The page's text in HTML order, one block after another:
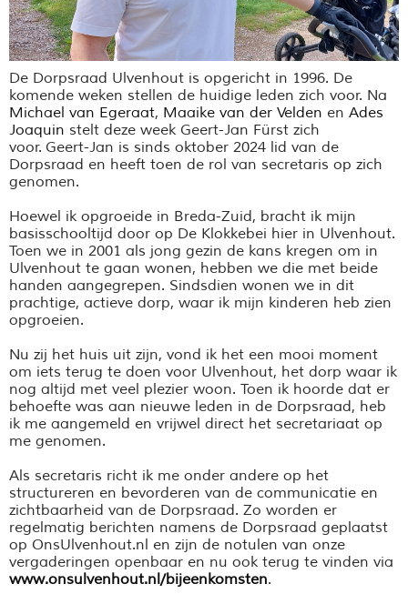
De Dorpsraad Ulvenhout is opgericht in 1996. De
komende weken stellen de huidige leden zich voor. Na
Michael van Egeraat, Maaike van der Velden en Ades
Joaquin stelt deze week Geert-Jan Fürst zich
voor. Geert-Jan is sinds oktober 2024 lid van de
Dorpsraad en heeft toen de rol van secretaris op zich
genomen.
Hoewel ik opgroeide in Breda-Zuid, bracht ik mijn
basisschooltijd door op De Klokkebei hier in Ulvenhout.
Toen we in 2001 als jong gezin de kans kregen om in
Ulvenhout te gaan wonen, hebben we die met beide
handen aangegrepen. Sindsdien wonen we in dit
prachtige, actieve dorp, waar ik mijn kinderen heb zien
opgroeien.
Nu zij het huis uit zijn, vond ik het een mooi moment
om iets terug te doen voor Ulvenhout, het dorp waar ik
nog altijd met veel plezier woon. Toen ik hoorde dat er
behoefte was aan nieuwe leden in de Dorpsraad, heb
ik me aangemeld en vrijwel direct het secretariaat op
me genomen.
Als secretaris richt ik me onder andere op het
structureren en bevorderen van de communicatie en
zichtbaarheid van de Dorpsraad. Zo worden er
regelmatig berichten namens de Dorpsraad geplaatst
op OnsUlvenhout.nl en zijn de notulen van onze
vergaderingen openbaar en nu ook terug te vinden via
www.onsulvenhout.nl/bijeenkomsten.